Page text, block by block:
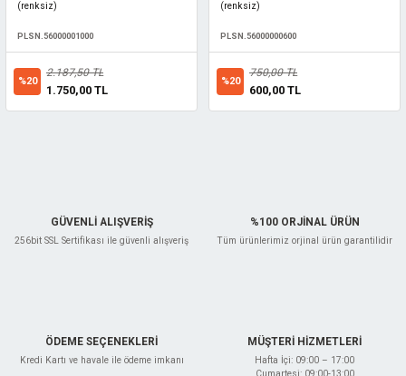
(renksiz)
PLSN.56000001000
%20
2.187,50 TL
1.750,00 TL
(renksiz)
PLSN.56000000600
%20
750,00 TL
600,00 TL
GÜVENLİ ALIŞVERİŞ
256bit SSL Sertifikası ile güvenli alışveriş
%100 ORJİNAL ÜRÜN
Tüm ürünlerimiz orjinal ürün garantilidir
ÖDEME SEÇENEKLERİ
Kredi Kartı ve havale ile ödeme imkanı
MÜŞTERİ HİZMETLERİ
Hafta İçi: 09:00 – 17:00
Cumartesi: 09:00-13:00